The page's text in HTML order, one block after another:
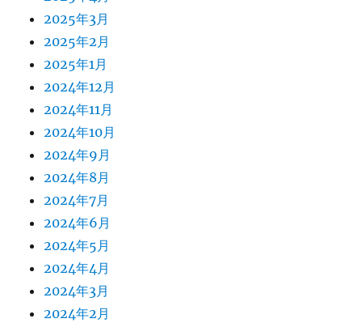
2025年3月
2025年2月
2025年1月
2024年12月
2024年11月
2024年10月
2024年9月
2024年8月
2024年7月
2024年6月
2024年5月
2024年4月
2024年3月
2024年2月